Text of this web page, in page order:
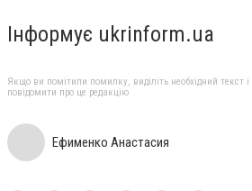
Інформує ukrinform.ua
Якщо ви помітили помилку, виділіть необхідний текст
повідомити про це редакцію
Ефименко Анастасия